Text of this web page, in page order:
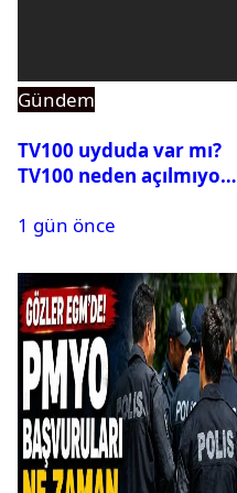
Gündem
TV100 uyduda var mı?
TV100 neden açılmıyor?
1 gün önce